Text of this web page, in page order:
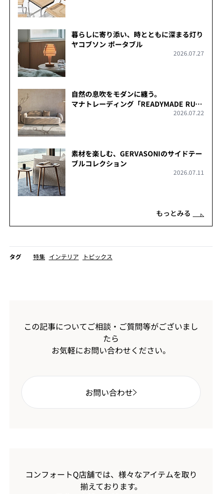
暮らしに寄り添い、時とともに深まる灯り
ヤコブソン ポータブル
2026.07.27
自然の息吹をモダンに纏う。
マナトレーディング「READYMADE RUG
2026.07.22
素材を楽しむ、GERVASONIのサイドテー
ブルコレクション
2026.07.11
もっとみる
タグ 特集 インテリア トピックス
この記事についてご相談・ご質問等がございまし
たら
お気軽にお問い合わせください。
お問い合わせ
コンフォートQ店舗では、様々なアイテムを取り
揃えております。